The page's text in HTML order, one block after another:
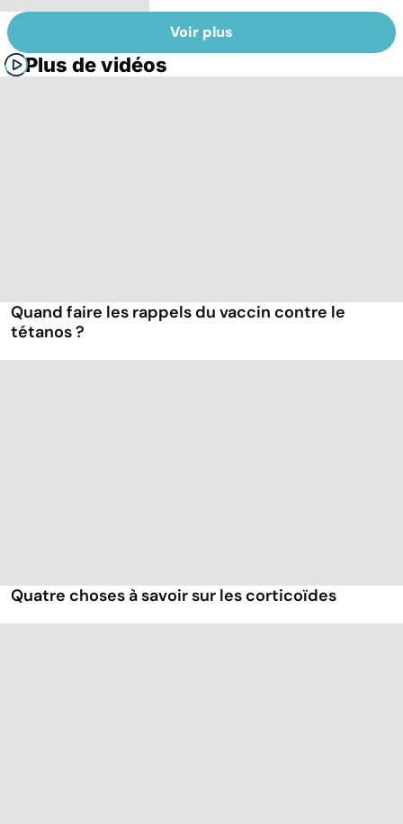
Voir plus
Plus de vidéos
Quand faire les rappels du vaccin contre le
tétanos ?
Quatre choses à savoir sur les corticoïdes